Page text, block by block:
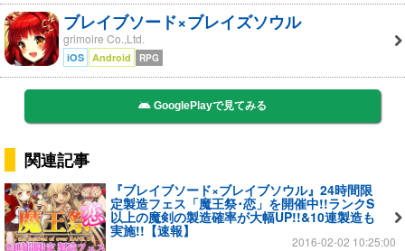
ブレイブソード×ブレイズソウル
grimoire Co.,Ltd.
iOS Android RPG
GooglePlayで見てみる
関連記事
『ブレイブソード×ブレイブソウル』24時間限
定製造フェス「魔王祭･恋」を開催中!!ランクS
以上の魔剣の製造確率が大幅UP!!&10連製造も
実施!!【速報】
2016-02-02 10:25:00